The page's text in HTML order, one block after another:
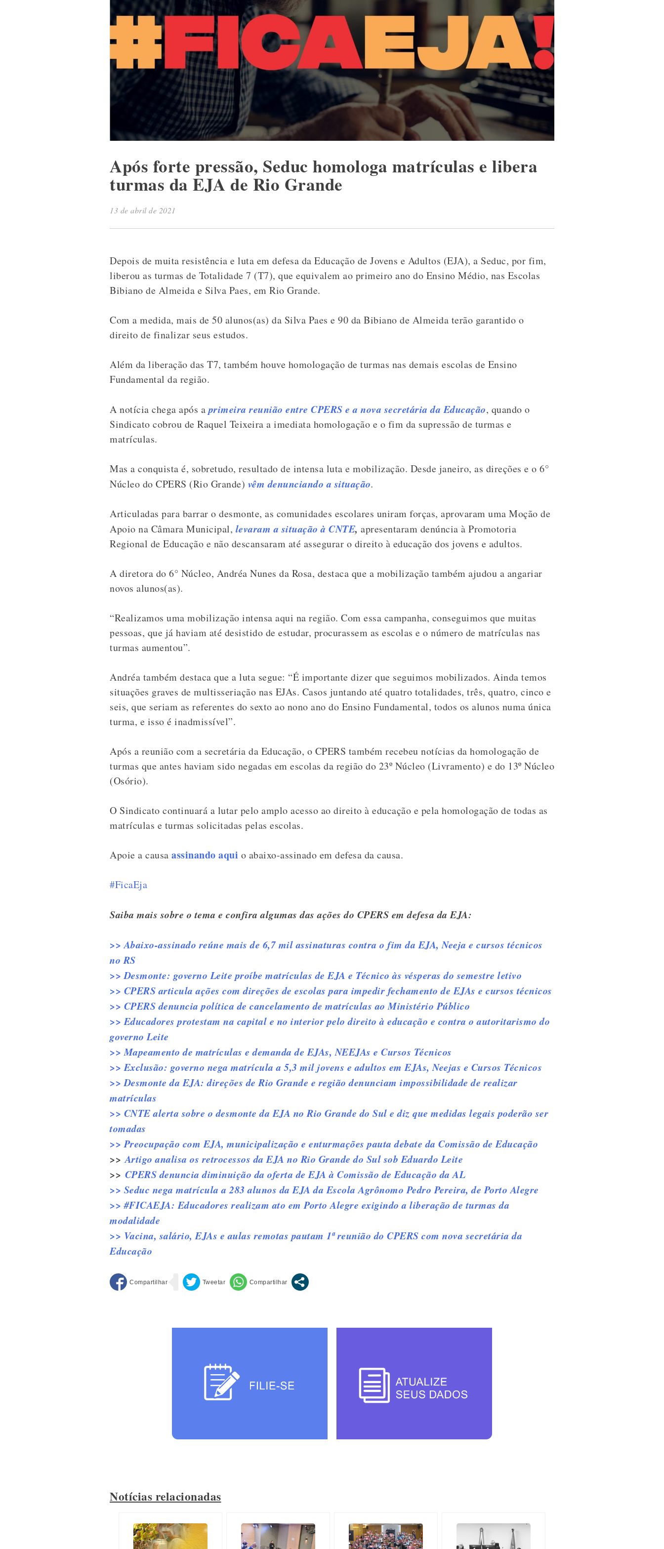
Após forte pressão, Seduc homologa matrículas e libera
turmas da EJA de Rio Grande
13 de abril de 2021
Depois de muita resistência e luta em defesa da Educação de Jovens e Adultos (EJA), a Seduc, por fim,
liberou as turmas de Totalidade 7 (T7), que equivalem ao primeiro ano do Ensino Médio, nas Escolas
Bibiano de Almeida e Silva Paes, em Rio Grande.
Com a medida, mais de 50 alunos(as) da Silva Paes e 90 da Bibiano de Almeida terão garantido o
direito de finalizar seus estudos.
Além da liberação das T7, também houve homologação de turmas nas demais escolas de Ensino
Fundamental da região.
A notícia chega após aprimeira reunião entre CPERS e a nova secretária da Educação, quando o
Sindicato cobrou de Raquel Teixeira a imediata homologação e o fim da supressão de turmas e
matrículas.
Mas a conquista é, sobretudo, resultado de intensa luta e mobilização. Desde janeiro, as direções e o 6°
Núcleo do CPERS (Rio Grande) vêm denunciando a situação.
Articuladas para barrar o desmonte, as comunidades escolares uniram forças, aprovaram uma Moção de
Apoio na Câmara Municipal, levaram a situação à CNTE, apresentaram denúncia à Promotoria
Regional de Educação e não descansaram até assegurar o direito à educação dos jovens e adultos.
A diretora do 6° Núcleo, Andréa Nunes da Rosa, destaca que a mobilização também ajudou a angariar
novos alunos(as).
“Realizamos uma mobilização intensa aqui na região. Com essa campanha, conseguimos que muitas
pessoas, que já haviam até desistido de estudar, procurassem as escolas e o número de matrículas nas
turmas aumentou”.
Andréa também destaca que a luta segue: “É importante dizer que seguimos mobilizados. Ainda temos
situações graves de multisseriação nas EJAs. Casos juntando até quatro totalidades, três, quatro, cinco e
seis, que seriam as referentes do sexto ao nono ano do Ensino Fundamental, todos os alunos numa única
turma, e isso é inadmissível”.
Após a reunião com a secretária da Educação, o CPERS também recebeu notícias da homologação de
turmas que antes haviam sido negadas em escolas da região do 23º Núcleo (Livramento) e do 13º Núcleo
(Osório).
O Sindicato continuará a lutar pelo amplo acesso ao direito à educação e pela homologação de todas as
matrículas e turmas solicitadas pelas escolas.
Apoie a causa assinando aqui o abaixo-assinado em defesa da causa.
#FicaEja
Saiba mais sobre o tema e confira algumas das ações do CPERS em defesa da EJA:
>> Abaixo-assinado reúne mais de 6,7 mil assinaturas contra o fim da EJA, Neeja e cursos técnicos
no RS
>> Desmonte: governo Leite proíbe matrículas de EJA e Técnico às vésperas do semestre letivo
>> CPERS articula ações com direções de escolas para impedir fechamento de EJAs e cursos técnicos
>> CPERS denuncia política de cancelamento de matrículas ao Ministério Público
>> Educadores protestam na capital e no interior pelo direito à educação e contra o autoritarismo do
governo Leite
>> Mapeamento de matrículas e demanda de EJAs, NEEJAs e Cursos Técnicos
>> Exclusão: governo nega matrícula a 5,3 mil jovens e adultos em EJAs, Neejas e Cursos Técnicos
>> Desmonte da EJA: direções de Rio Grande e região denunciam impossibilidade de realizar
matrículas
>> CNTE alerta sobre o desmonte da EJA no Rio Grande do Sul e diz que medidas legais poderão ser
tomadas
>> Preocupação com EJA, municipalização e enturmações pauta debate da Comissão de Educação
>>Artigo analisa os retrocessos da EJA no Rio Grande do Sul sob Eduardo Leite
>> CPERS denuncia diminuição da oferta de EJA à Comissão de Educação da AL
>> Seduc nega matrícula a 283 alunos da EJA da Escola Agrônomo Pedro Pereira, de Porto Alegre
>> #FICAEJA: Educadores realizam ato em Porto Alegre exigindo a liberação de turmas da
modalidade
>> Vacina, salário, EJAs e aulas remotas pautam 1ª reunião do CPERS com nova secretária da
Educação
Notícias relacionadas